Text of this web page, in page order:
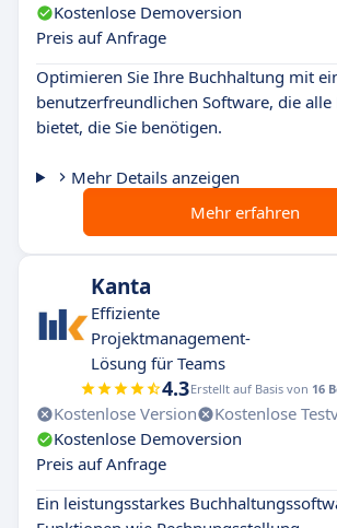
Kostenlose Demoversion
Preis auf Anfrage
Optimieren Sie Ihre Buchhaltung mit
benutzerfreundlichen Software, die alle
bietet, die Sie benötigen.
Mehr Details anzeigen
Mehr erfahren
Kanta
Effiziente
Projektmanagement-
Lösung für Teams
4.3Erstellt auf Basis von 16
Kostenlose Version
Kostenlose
Kostenlose Demoversion
Preis auf Anfrage
Ein leistungsstarkes